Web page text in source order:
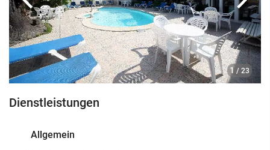
1 / 23
Zurück
Dienstleistungen
Allgemein